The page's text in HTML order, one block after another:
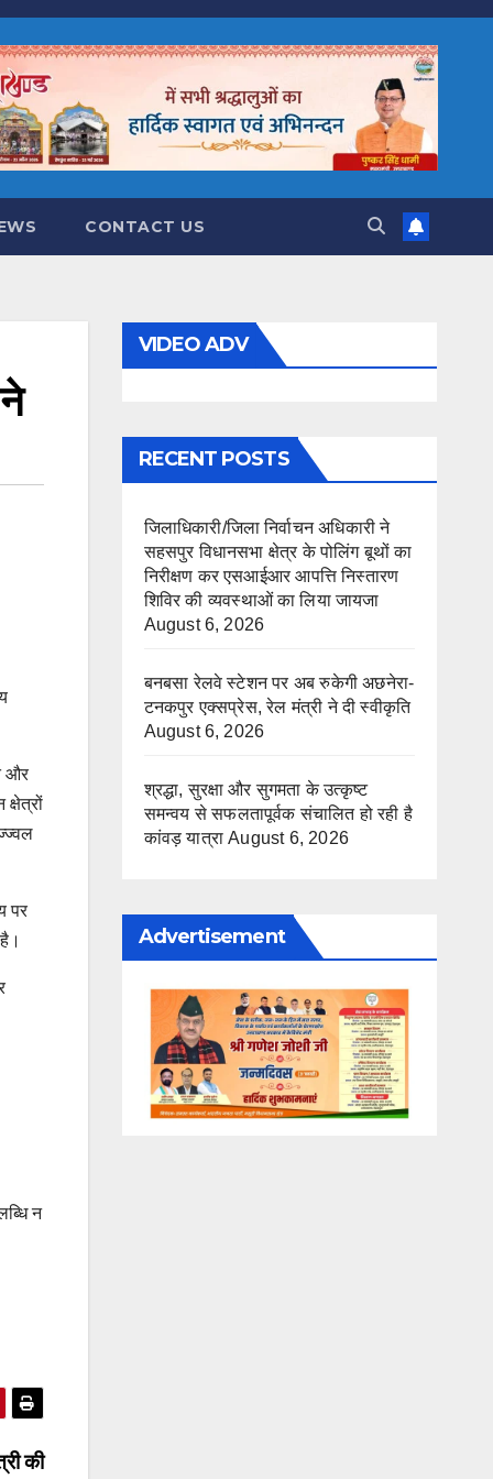
CONTACT US
और
पर
न
की
VIDEO ADV
RECENT POSTS
जिलाधिकारी/जिला निर्वाचन अधिकारी ने
सहसपुर विधानसभा क्षेत्र के पोलिंग बूथों का
निरीक्षण कर एसआईआर आपत्ति निस्तारण
शिविर की व्यवस्थाओं का लिया जायजा
August 6, 2026
बनबसा रेलवे स्टेशन पर अब रुकेगी अछनेरा-
टनकपुर एक्सप्रेस, रेल मंत्री ने दी स्वीकृति
August 6, 2026
श्रद्धा, सुरक्षा और सुगमता के उत्कृष्ट
समन्वय से सफलतापूर्वक संचालित हो रही है
कांवड़ यात्रा August 6, 2026
Advertisement